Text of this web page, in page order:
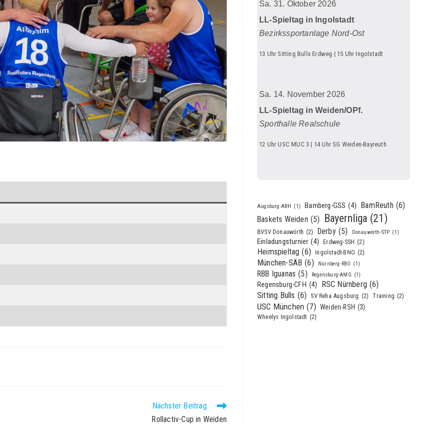
Nächster Beitrag
Rollactiv-Cup in Weiden
Sa. 31. Oktober 2026
LL-Spieltag in Ingolstadt
Bezirkssportanlage Nord-Ost
13 Uhr Sitting Bulls Erdweg | 15 Uhr Ingolstadt
Sa. 14. November 2026
LL-Spieltag in Weiden/OPf.
Sporthalle Realschule
12 Uhr USC MUC 3 | 14 Uhr SG Weiden-Bayreuth
Augsburg-ABH (1) Bamberg-GSS (4) BamReuth (6)
Baskets Weiden (5) Bayernliga (21)
BVSV Donauwörth (2) Derby (5) Donauwörth-STP (1)
Einladungsturnier (4) Erdweg-SSH (2)
Heimspieltag (6) Ingolstadt-BNO (2)
München-SÄB (6) Nürnberg-RBO (1)
RBB Iguanas (5) Regensburg-AMG (1)
Regensburg-CFH (4) RSC Nürnberg (6)
Sitting Bulls (6) SV Reha Augsburg (2) Training (2)
USC München (7) Weiden-RSH (3)
Wheelys Ingolstadt (2)